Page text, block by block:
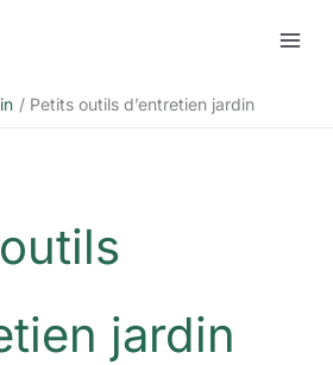
Petits outils d’entretien jardin
jardin